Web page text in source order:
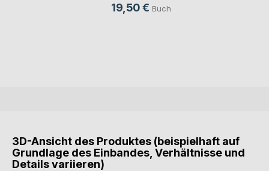
19,50 € Buch
3D-Ansicht des Produktes (beispielhaft auf
Grundlage des Einbandes, Verhältnisse und
Details variieren)